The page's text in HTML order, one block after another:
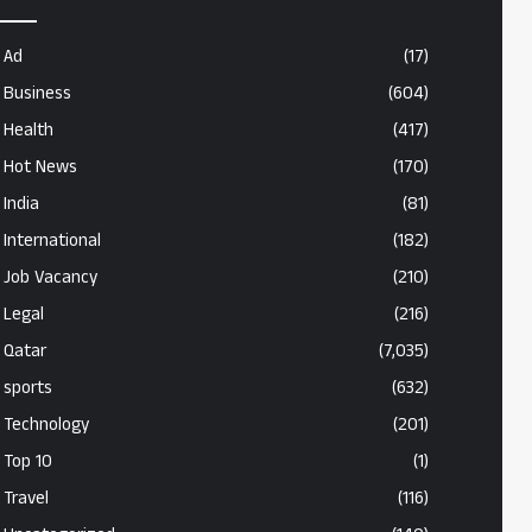
Ad
(17)
Business
(604)
Health
(417)
Hot News
(170)
India
(81)
International
(182)
Job Vacancy
(210)
Legal
(216)
Qatar
(7,035)
sports
(632)
Technology
(201)
Top 10
(1)
Travel
(116)